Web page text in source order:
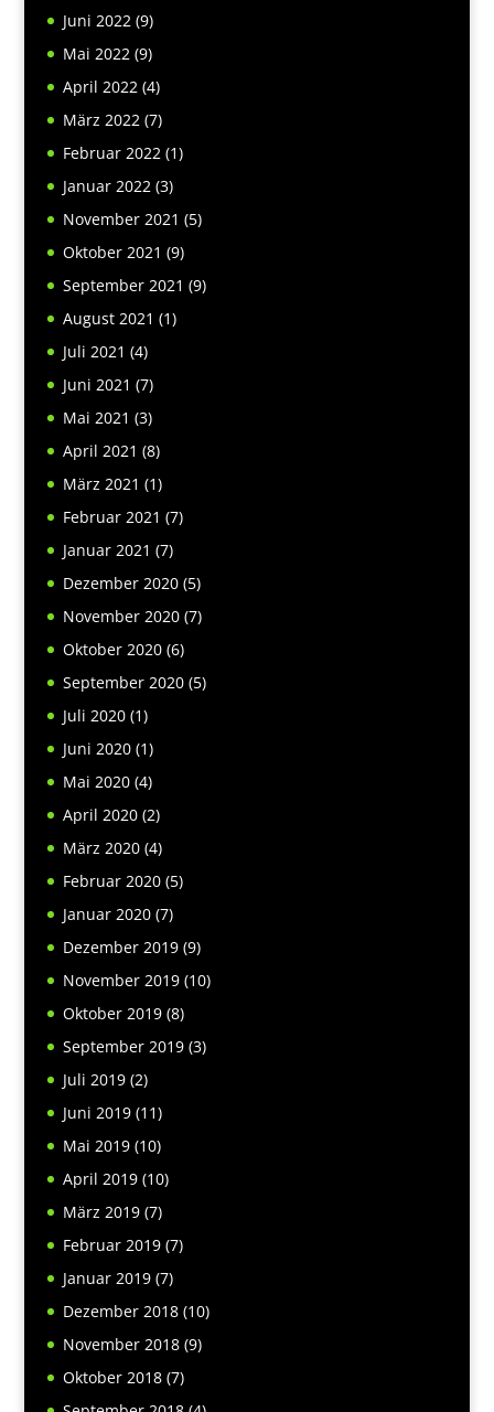
Juni 2022(9)
Mai 2022(9)
April 2022(4)
März 2022(7)
Februar 2022(1)
Januar 2022(3)
November 2021 (5)
Oktober 2021 (9)
September 2021 (9)
August 2021 (1)
Juli 2021 (4)
Juni 2021 (7)
Mai 2021 (3)
April 2021 (8)
März 2021 (1)
Februar 2021 (7)
Januar 2021 (7)
Dezember 2020(5)
November 2020(7)
Oktober 2020(6)
September 2020(5)
Juli 2020(1)
Juni 2020(1)
Mai 2020(4)
April 2020(2)
März 2020(4)
Februar 2020(5)
Januar 2020(7)
Dezember 2019(9)
November 2019(10)
Oktober 2019(8)
September 2019(3)
Juli 2019(2)
Juni 2019(11)
Mai 2019(10)
April 2019(10)
März 2019(7)
Februar 2019(7)
Januar 2019(7)
Dezember 2018(10)
November 2018(9)
Oktober 2018(7)